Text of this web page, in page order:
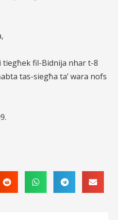
tiegħek fil-Bidnija nhar t-8
tas-siegħa ta’ wara nofs